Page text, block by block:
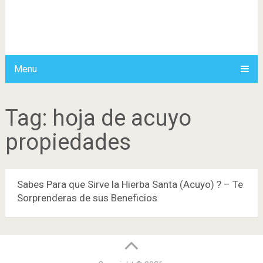
Menu
Tag: hoja de acuyo
propiedades
Sabes Para que Sirve la Hierba Santa (Acuyo) ? – Te
Sorprenderas de sus Beneficios